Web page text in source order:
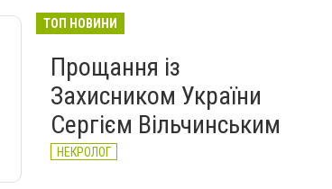
ТОП НОВИНИ
Прощання із
Захисником України
Сергієм Вільчинським
НЕКРОЛОГ